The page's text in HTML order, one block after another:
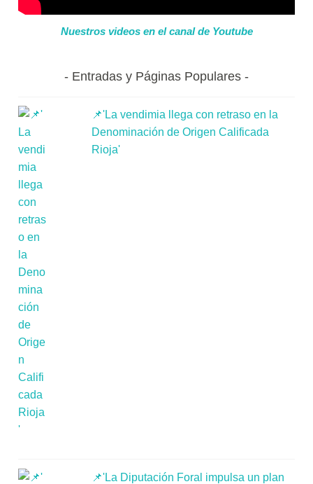
Nuestros videos en el canal de Youtube
Entradas y Páginas Populares
📌'La vendimia llega con retraso en la
Denominación de Origen Calificada
Rioja'
📌'La Diputación Foral impulsa un plan